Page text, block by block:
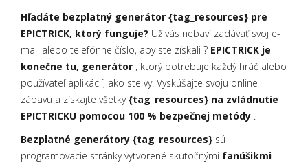
Hľadáte bezplatný generátor {tag_resources} pre
EPICTRICK, ktorý funguje? Už vás nebaví zadávať svoj e-
mail alebo telefónne číslo, aby ste získali ? EPICTRICK je
konečne tu, generátor , ktorý potrebuje každý hráč alebo
používateľ aplikácií, ako ste vy. Vyskúšajte svoju online
zábavu a získajte všetky{tag_resources} na zvládnutie
EPICTRICKU pomocou 100 % bezpečnej metódy .
Bezplatné generátory {tag_resources} sú
programovacie stránky vytvorené skutočnými fanúšikmi